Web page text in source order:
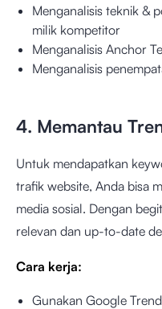
Menganalisis teknik &
milik kompetitor
Menganalisis Anchor
Menganalisis
4. Memantau
Untuk mendapatkan
trafik website, Anda bisa
media sosial. Dengan
relevan dan up-to-date
Cara kerja:
Gunakan Google